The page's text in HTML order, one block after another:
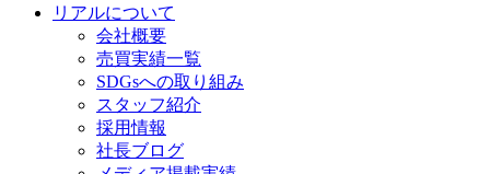
リアルについて
会社概要
売買実績一覧
SDGsへの取り組み
スタッフ紹介
採用情報
社長ブログ